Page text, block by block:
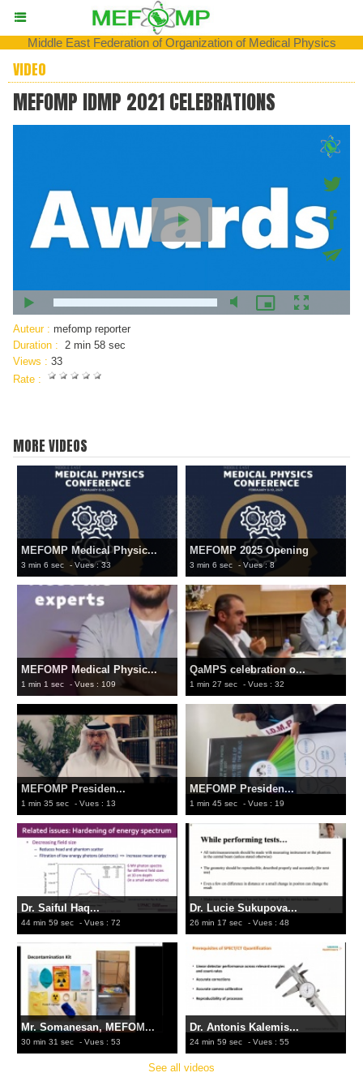
Middle East Federation of Organization of Medical Physics
VIDEO
MEFOMP IDMP 2021 CELEBRATIONS
Auteur : mefomp reporter
Duration : 2 min 58 sec
Views : 33
Rate :
MORE VIDEOS
MEFOMP Medical Physic...
3 min 6 sec - Vues : 33
MEFOMP 2025 Opening
3 min 6 sec - Vues : 8
MEFOMP Medical Physic...
1 min 1 sec - Vues : 109
QaMPS celebration o...
1 min 27 sec - Vues : 32
MEFOMP Presiden...
1 min 35 sec - Vues : 13
MEFOMP Presiden...
1 min 45 sec - Vues : 19
Dr. Saiful Haq...
44 min 59 sec - Vues : 72
Dr. Lucie Sukupova...
26 min 17 sec - Vues : 48
Mr. Somanesan, MEFOM...
30 min 31 sec - Vues : 53
Dr. Antonis Kalemis...
24 min 59 sec - Vues : 55
See all videos